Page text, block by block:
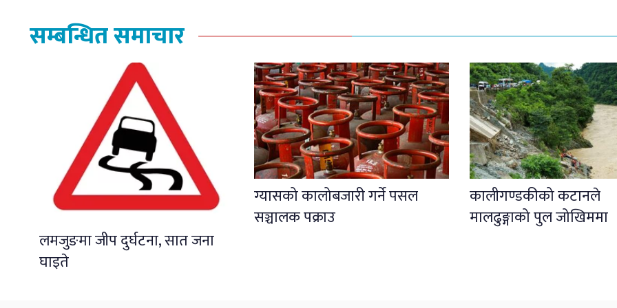
सम्बन्धित समाचार
लमजुङमा जीप दुर्घटना, सात जना
घाइते
ग्यासको कालोबजारी गर्ने पसल
सञ्चालक पक्राउ
कालीगण्डकीको कटानले
मालढुङ्गाको पुल जोखिममा